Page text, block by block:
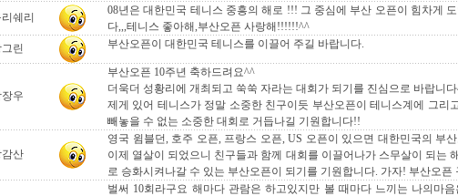
쉐리
08년은 대한민국 테니스 중흥의 해로 !!! 그 중심에 부산 오픈이 힘차게
다,,,테니스 좋아해,부산오픈 사랑해!!!!!!^^
린 부산오픈이 대한민국 테니스를 이끌어 주길 바랍니다.
장우
부산오픈 10주년 축하드려요^^
더욱더 성황리에 개최되고 쑥쑥 자라는 대회가 되기를 진심으로 바랍니
제게 있어 테니스가 정말 소중한 친구이듯 부산오픈이 테니스계에 그리
빼놓을 수 없는 소중한 대회로 거듭나길 기원합니다!!
감산
영국 윔블던, 호주 오픈, 프랑스 오픈, US 오픈이 있으면 대한민국의 부
이제 열살이 되었으니 친구들과 함께 대회를 이끌어나가 스무살이 되는
로 승화시켜나갈 수 있는 부산오픈이 되기를 기원합니다. 가자! 부산오픈
벌써 10회라구요 해마다 관람은 하고있지만 볼 때마다 느끼는 나의마음